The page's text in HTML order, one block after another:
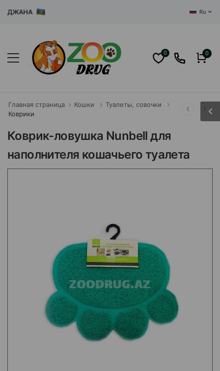
Ru
0 0
Главная страница Кошки
Туалеты, совочки
Коврики
Коврик-ловушка Nunbell для
наполнителя кошачьего туалета